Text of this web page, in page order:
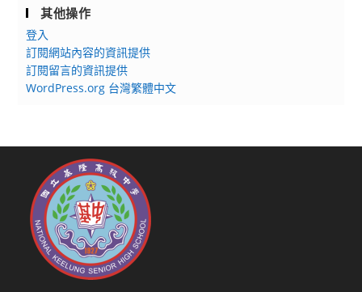
其他操作
登入
訂閱網站內容的資訊提供
訂閱留言的資訊提供
WordPress.org 台灣繁體中文